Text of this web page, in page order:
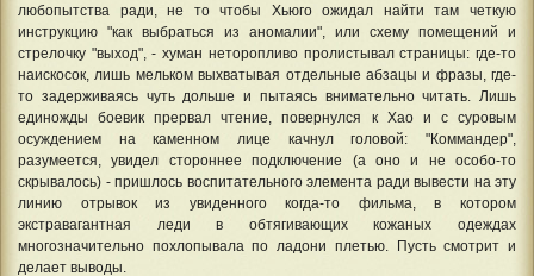
любопытства ради, не то чтобы Хьюго ожидал найти там четкую
инструкцию "как выбраться из аномалии", или схему помещений и
стрелочку "выход", - хуман неторопливо пролистывал страницы: где-то
наискосок, лишь мельком выхватывая отдельные абзацы и фразы, где-
то задерживаясь чуть дольше и пытаясь внимательно читать. Лишь
единожды боевик прервал чтение, повернулся к Хао и с суровым
осуждением на каменном лице качнул головой: "Коммандер",
разумеется, увидел стороннее подключение (а оно и не особо-то
скрывалось) - пришлось воспитательного элемента ради вывести на эту
линию отрывок из увиденного когда-то фильма, в котором
экстравагантная леди в обтягивающих кожаных одеждах
многозначительно похлопывала по ладони плетью. Пусть смотрит и
делает выводы.